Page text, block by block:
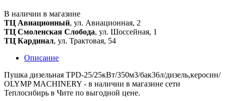
В наличии в магазине
ТЦ Авиационный, ул. Авиационная, 2
ТЦ Смоленская Слобода, ул. Шоссейная, 1
ТЦ Кардинал, ул. Трактовая, 54
Описание
Пушка дизельная TPD-25/25кВт/350м3/бак36л/дизель,керосин/
OLYMP MACHINERY - в наличии в магазине сети
Теплосибирь в Чите по выгодной цене.